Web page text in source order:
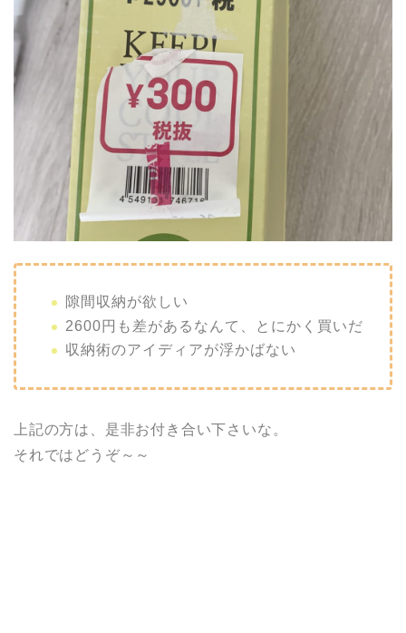
隙間収納が欲しい
2600円も差があるなんて、とにかく買いだ
収納術のアイディアが浮かばない
上記の方は、是非お付き合い下さいな。
それではどうぞ～～